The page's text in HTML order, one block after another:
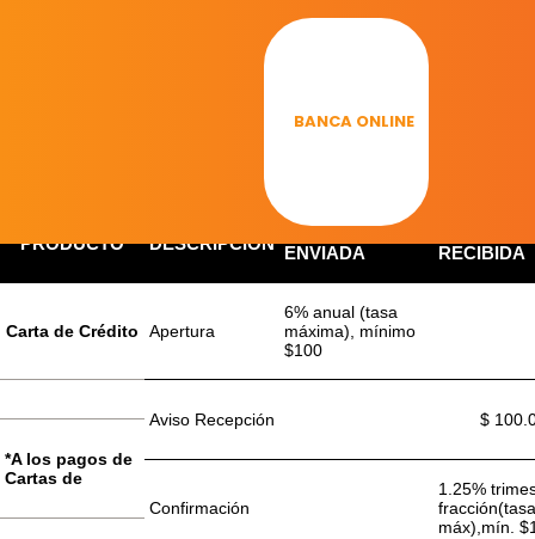
BANCA ONLINE
Comercio Exterior
PRODUCTO DESCRIPCIÓN
ENVIADA
RECIBIDA
Carta de Crédito Apertura
6% anual (tasa
máxima), mínimo
$100
Aviso Recepción $
*A los pagos de
Cartas de
Confirmación
1.25%
fracción(tasa
máx),mín.